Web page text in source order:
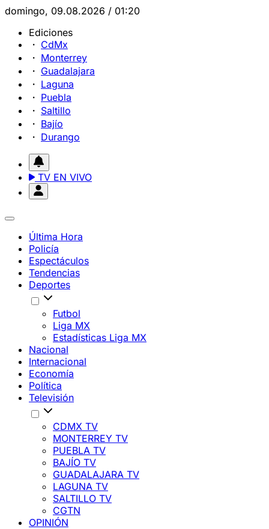
domingo, 09.08.2026 / 01:20
Ediciones
CdMx
Monterrey
Guadalajara
Laguna
Puebla
Saltillo
Bajío
Durango
TV EN VIVO
Última Hora
Policía
Espectáculos
Tendencias
Deportes
Futbol
Liga MX
Estadísticas Liga MX
Nacional
Internacional
Economía
Política
Televisión
CDMX TV
MONTERREY TV
PUEBLA TV
BAJÍO TV
GUADALAJARA TV
LAGUNA TV
SALTILLO TV
CGTN
OPINIÓN